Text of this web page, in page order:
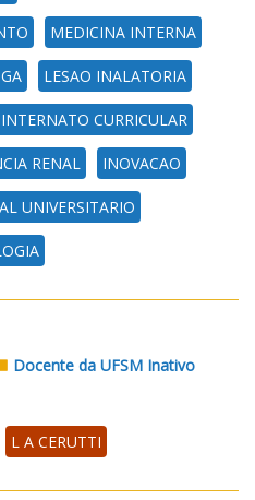
MEDICINA INTERNA
LESAO INALATORIA
INTERNATO CURRICULAR
RENAL INOVACAO
UNIVERSITARIO
Docente da UFSM Inativo
L A CERUTTI